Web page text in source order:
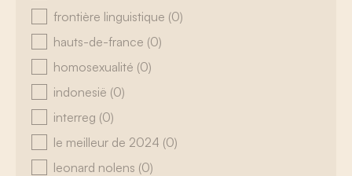
frontière linguistique (0)
hauts-de-france (0)
homosexualité (0)
indonesië (0)
interreg (0)
le meilleur de 2024 (0)
leonard nolens (0)